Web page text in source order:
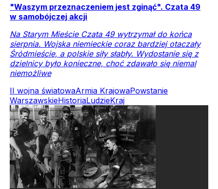
"Waszym przeznaczeniem jest zginąć". Czata 49
w samobójczej akcji
Na Starym Mieście Czata 49 wytrzymał do końca
sierpnia. Wojska niemieckie coraz bardziej otaczały
Śródmieście, a polskie siły słabły. Wydostanie się z
dzielnicy było konieczne, choć zdawało się niemal
niemożliwe
II wojna światowaArmia KrajowaPowstanie
WarszawskieHistoriaLudzieKraj